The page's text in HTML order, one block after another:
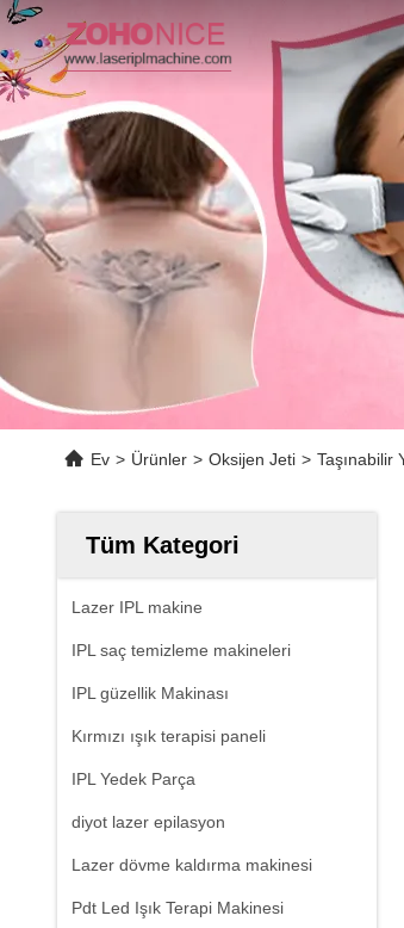
Ev > Ürünler > Oksijen Jeti > Taşınabilir
Tüm Kategori
Lazer IPL makine
IPL saç temizleme makineleri
IPL güzellik Makinası
Kırmızı ışık terapisi paneli
IPL Yedek Parça
diyot lazer epilasyon
Lazer dövme kaldırma makinesi
Pdt Led Işık Terapi Makinesi